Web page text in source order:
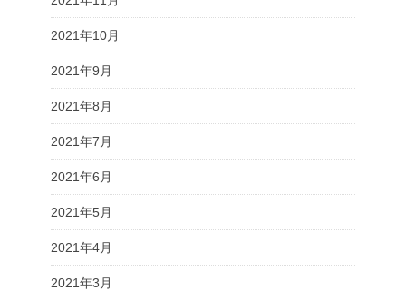
2021年10月
2021年9月
2021年8月
2021年7月
2021年6月
2021年5月
2021年4月
2021年3月